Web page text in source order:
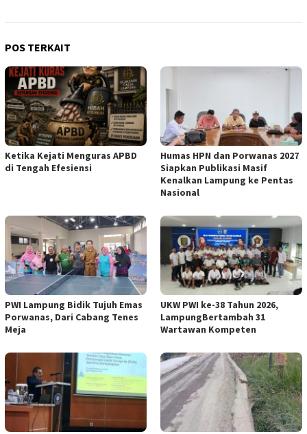
POS TERKAIT
Ketika Kejati Menguras APBD
di Tengah Efesiensi
Humas HPN dan Porwanas 2027
Siapkan Publikasi Masif
Kenalkan Lampung ke Pentas
Nasional
PWI Lampung Bidik Tujuh Emas
Porwanas, Dari Cabang Tenes
Meja
UKW PWI ke-38 Tahun 2026,
LampungBertambah 31
Wartawan Kompeten